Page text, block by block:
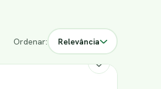
Ordenar: Relevância